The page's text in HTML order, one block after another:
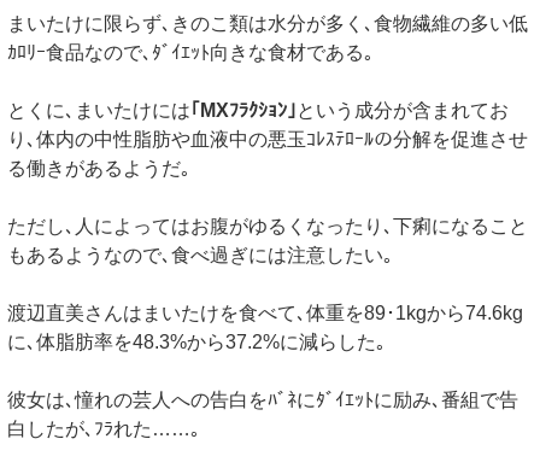
まいたけに限らず､きのこ類は水分が多く､食物繊維の多い低
ｶﾛﾘｰ食品なので､ﾀﾞｲｴｯﾄ向きな食材である｡
とくに､まいたけには｢MXﾌﾗｸｼｮﾝ｣という成分が含まれてお
り､体内の中性脂肪や血液中の悪玉ｺﾚｽﾃﾛｰﾙの分解を促進させ
る働きがあるようだ｡
ただし､人によってはお腹がゆるくなったり､下痢になること
もあるようなので､食べ過ぎには注意したい｡
渡辺直美さんはまいたけを食べて､体重を89･1kgから74.6kg
に､体脂肪率を48.3%から37.2%に減らした｡
彼女は､憧れの芸人への告白をﾊﾞﾈにﾀﾞｲｴｯﾄに励み､番組で告
白したが､ﾌﾗれた……｡